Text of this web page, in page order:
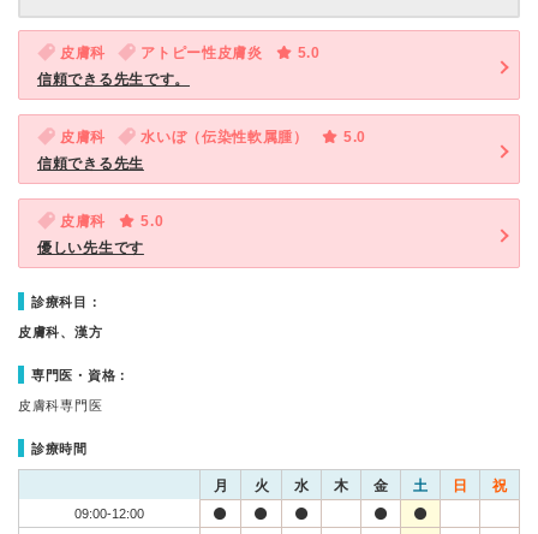
皮膚科 アトピー性皮膚炎
5.0
信頼できる先生です。
皮膚科 水いぼ（伝染性軟属腫）
5.0
信頼できる先生
皮膚科
5.0
優しい先生です
診療科目：
皮膚科、漢方
専門医・資格：
皮膚科専門医
診療時間
月 火 水 木 金 土 日 祝
09:00-12:00